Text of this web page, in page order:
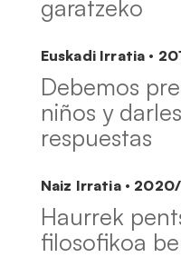
garatzeko
Euskadi Irratia ·
Debemos
niños y
respuestas
Naiz Irratia ·
Haurrek
filosofikoa